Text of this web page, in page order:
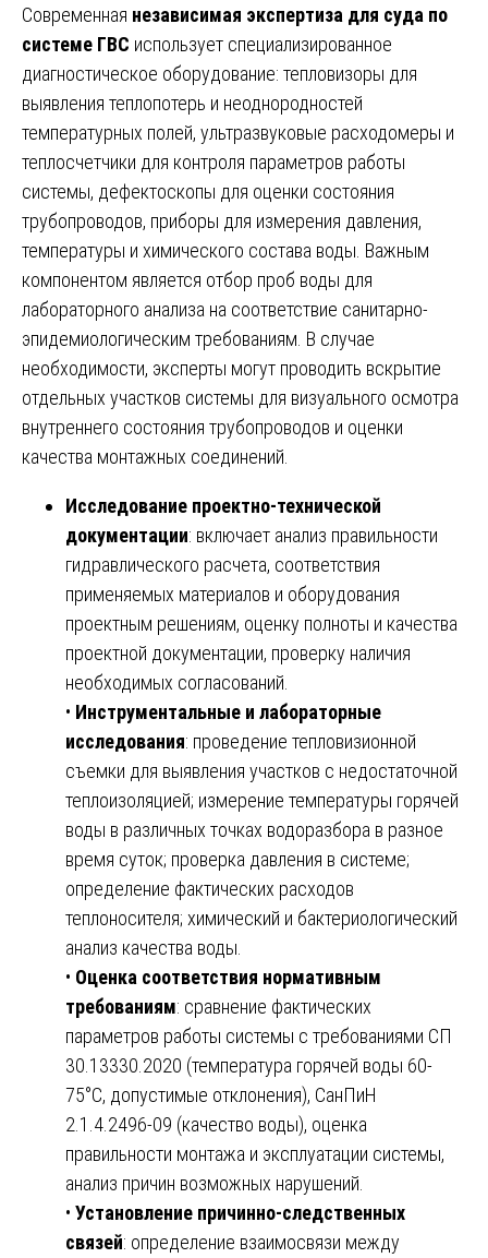
Современная независимая экспертиза для суда по
системе ГВС использует специализированное
диагностическое оборудование: тепловизоры для
выявления теплопотерь и неоднородностей
температурных полей, ультразвуковые расходомеры и
теплосчетчики для контроля параметров работы
системы, дефектоскопы для оценки состояния
трубопроводов, приборы для измерения давления,
температуры и химического состава воды. Важным
компонентом является отбор проб воды для
лабораторного анализа на соответствие санитарно-
эпидемиологическим требованиям. В случае
необходимости, эксперты могут проводить вскрытие
отдельных участков системы для визуального осмотра
внутреннего состояния трубопроводов и оценки
качества монтажных соединений.
Исследование проектно-технической
документации: включает анализ правильности
гидравлического расчета, соответствия
применяемых материалов и оборудования
проектным решениям, оценку полноты и качества
проектной документации, проверку наличия
необходимых согласований.
• Инструментальные и лабораторные
исследования: проведение тепловизионной
съемки для выявления участков с недостаточной
теплоизоляцией; измерение температуры горячей
воды в различных точках водоразбора в разное
время суток; проверка давления в системе;
определение фактических расходов
теплоносителя; химический и бактериологический
анализ качества воды.
• Оценка соответствия нормативным
требованиям: сравнение фактических
параметров работы системы с требованиями СП
30.13330.2020 (температура горячей воды 60-
75°C, допустимые отклонения), СанПиН
2.1.4.2496-09 (качество воды), оценка
правильности монтажа и эксплуатации системы,
анализ причин возможных нарушений.
• Установление причинно-следственных
связей: определение взаимосвязи между